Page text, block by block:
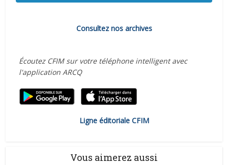
Consultez nos archives
Écoutez CFIM sur votre téléphone intelligent avec
l'application ARCQ
Ligne éditoriale CFIM
Vous aimerez aussi